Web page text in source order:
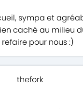
sympa et
caché au milieu
pour nous :)
thefork